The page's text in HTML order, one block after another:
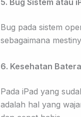
Bug pada sistem
sebagaimana
6. Kesehatan
Pada iPad yang
adalah hal yang